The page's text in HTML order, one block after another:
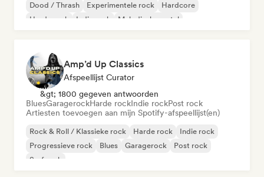
Dood / Thrash
Experimentele rock
Hardcore
Harde rock
Indie rock Melodische metal
Amp’d Up Classics
Afspeellijst Curator
&gt; 1800 gegeven antwoorden
BluesGaragerockHarde rockIndie rockPost rock
Artiesten toevoegen aan mijn Spotify-afspeellijst(en)
Rock & Roll / Klassieke rock Harde rock
Indie rock
Progressieve rock
Blues Garagerock
Post rock
Surf rock